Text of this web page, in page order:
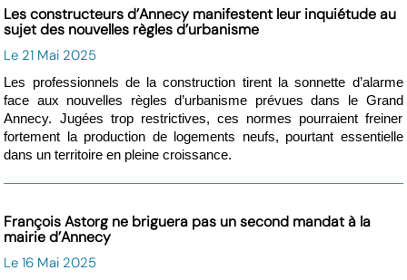
Les constructeurs d’Annecy manifestent leur inquiétude au
sujet des nouvelles règles d’urbanisme
Le 21 Mai 2025
Les professionnels de la construction tirent la sonnette d’alarme
face aux nouvelles règles d’urbanisme prévues dans le Grand
Annecy. Jugées trop restrictives, ces normes pourraient freiner
fortement la production de logements neufs, pourtant essentielle
dans un territoire en pleine croissance.
François Astorg ne briguera pas un second mandat à la
mairie d’Annecy
Le 16 Mai 2025